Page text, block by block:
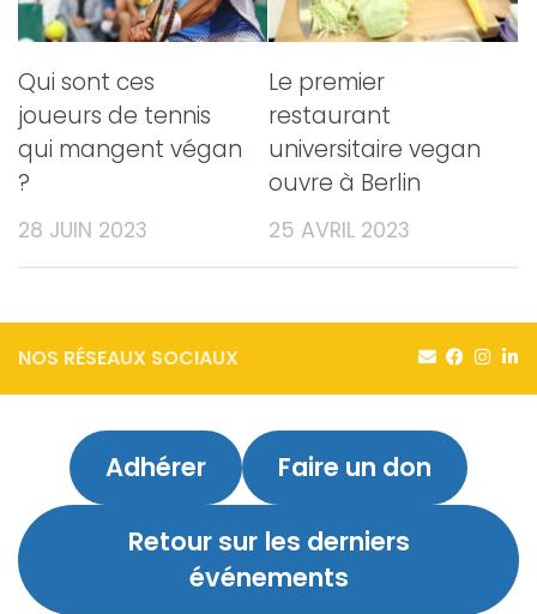
Qui sont ces
joueurs de tennis
qui mangent végan
?
28 JUIN 2023
Le premier
restaurant
universitaire vegan
ouvre à Berlin
25 AVRIL 2023
NOS RÉSEAUX SOCIAUX
Adhérer Faire un don
Retour sur les derniers
événements